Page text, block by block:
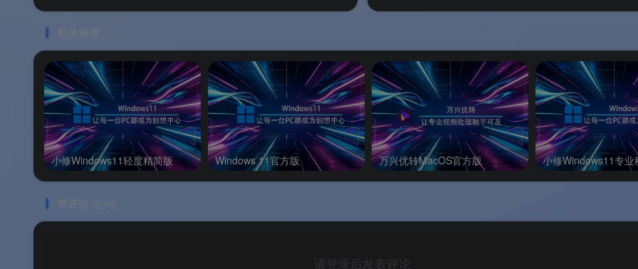
🔄持续迭代更新：与标准版保持同步更新，支持最新 AMD 和 Intel 处理器
软件亮点
🌟 软件亮点
🏆MSI 玩家的首选检测工具：CPU-Z 与微星联合推出，龙盾信仰加持
🎨MSI 龙盾主题皮肤：界面设计充满电竞风格，与 MSI 游戏主板完美呼应
相关推荐
小修Windows11轻度精简版 Windows 11官方版 万兴优转MacOS官方版 小修Windows11专业
💬评论
请登录后发表评论